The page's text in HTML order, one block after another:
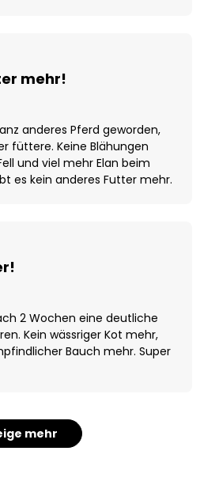
mehr!
anderes Pferd geworden,
füttere. Keine Blähungen
und viel mehr Elan beim
es kein anderes Futter mehr.
2 Wochen eine deutliche
Kein wässriger Kot mehr,
Bauch mehr. Super
mehr